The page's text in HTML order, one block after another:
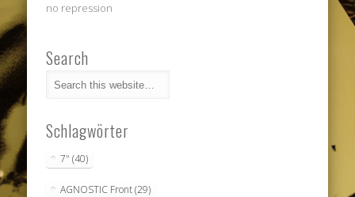
no repression
Search
Schlagwörter
7" (40)
AGNOSTIC Front(29)